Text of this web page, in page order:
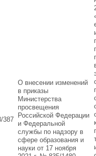
387
О внесении изменений
в приказы
Министерства
просвещения
Российской Федерации
и Федеральной
службы по надзору в
сфере образования и
науки от 17 ноября